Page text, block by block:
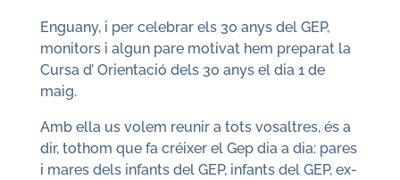
Enguany, i per celebrar els 30 anys del GEP,
monitors i algun pare motivat hem preparat la
Cursa d’ Orientació dels 30 anys el dia 1 de
maig.
Amb ella us volem reunir a tots vosaltres, és a
dir, tothom que fa créixer el Gep dia a dia: pares
i mares dels infants del GEP, infants del GEP, ex-